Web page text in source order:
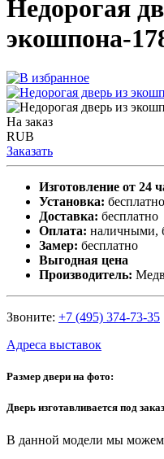
Недорогая
экошпона-
На заказ
RUB
Заказать
Изготовление от 24
Установка: бесплатно
Доставка: бесплатно
Оплата: наличными,
Замер: бесплатно
Выгодная цена
Производитель:
Звоните: +7 (495) 374-73-35
Адреса выставок
Размер двери на фото:
Дверь изготавливается под заказ
В данной модели мы можем